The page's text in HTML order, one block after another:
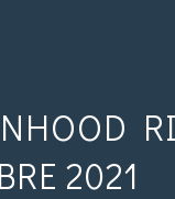
2021